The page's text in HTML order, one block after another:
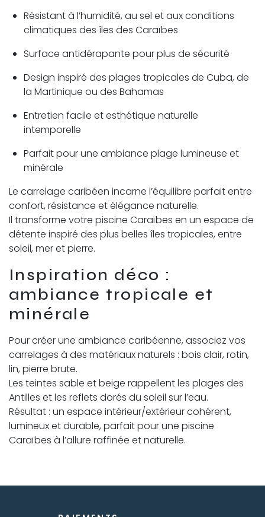
Résistant à l’humidité, au sel et aux conditions
climatiques des îles des Caraïbes
Surface antidérapante pour plus de sécurité
Design inspiré des plages tropicales de Cuba, de
la Martinique ou des Bahamas
Entretien facile et esthétique naturelle
intemporelle
Parfait pour une ambiance plage lumineuse et
minérale
Le carrelage caribéen incarne l’équilibre parfait entre
confort, résistance et élégance naturelle.
Il transforme votre piscine Caraïbes en un espace de
détente inspiré des plus belles îles tropicales, entre
soleil, mer et pierre.
Inspiration déco :
ambiance tropicale et
minérale
Pour créer une ambiance caribéenne, associez vos
carrelages à des matériaux naturels : bois clair, rotin,
lin, pierre brute.
Les teintes sable et beige rappellent les plages des
Antilles et les reflets dorés du soleil sur l’eau.
Résultat : un espace intérieur/extérieur cohérent,
lumineux et durable, parfait pour une piscine
Caraïbes à l’allure raffinée et naturelle.